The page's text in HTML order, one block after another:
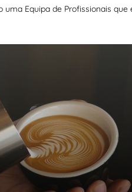
uma Equipa de Profissionais que